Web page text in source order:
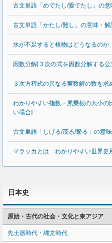
古文単語「めでたし/愛でたし」の意
古文単語「かたし/難し」の意味・解
水が不足すると植物はどうなるのか
因数分解[３次の式を因数分解する公
３次方程式の異なる実数解の数を求
わかりやすい指数・累乗根の大小の
い場合]
古文単語「しげる/茂る/繁る」の意
マラッカとは わかりやすい世界史
日本史
原始・古代の社会・文化と東アジア
先土器時代・縄文時代